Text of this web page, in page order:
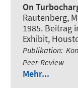
On
Rautenberg,
1985. Beitrag
Exhibit,
Publikation:
Peer-Review
Mehr...